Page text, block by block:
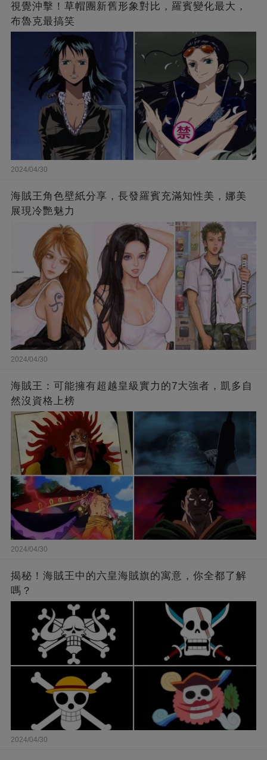
視覺沖擊！草帽團新舊形象對比，羅賓變化最大，
布魯克最搞笑
2024/04/30
海賊王角色壁紙分享，長發羅賓充滿知性美，娜美
展現冷艷魅力
2024/04/30
海賊王：可能擁有超越皇級實力的7大強者，凱多自
然沒資格上榜
2024/04/30
揭秘！海賊王中的六皇海賊旗的寓意，你全都了解
嗎？
2024/04/30